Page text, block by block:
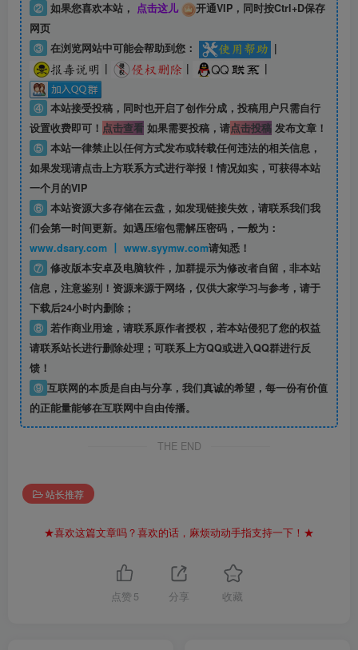
② 如果您喜欢本站， 点击这儿
开通VIP，同时按Ctrl+D保存
网页
③ 在浏览网站中可能会帮助到您：
|
|
| |
④ 本站接受投稿，同时也开启了创作分成，投稿用户只需自行
设置收费即可！ 点击查看如果需要投稿，请点击投稿发布文章！
⑤ 本站一律禁止以任何方式发布或转载任何违法的相关信息，
如果发现请点击上方联系方式进行举报！情况如实，可获得本站
一个月的VIP
⑥ 本站资源大多存储在云盘，如发现链接失效，请联系我们我
们会第一时间更新。如遇压缩包需解压密码，一般为：
www.dsary.com 丨 www.syymw.com请知悉！
⑦ 修改版本安卓及电脑软件，加群提示为修改者自留， 非本站
信息，注意鉴别！资源来源于网络，仅供大家学习与参考，请于
下载后24小时内删除；
⑧ 若作商业用途，请联系原作者授权，若本站侵犯了您的权益
请联系站长进行删除处理；可联系上方QQ或进入QQ群进行反
馈！
⑨ 互联网的本质是自由与分享，我们真诚的希望，每一份有价值
的正能量能够在互联网中自由传播。
THE END
站长推荐
★喜欢这篇文章吗？喜欢的话，麻烦动动手指支持一下！★
点赞 5 分享 收藏